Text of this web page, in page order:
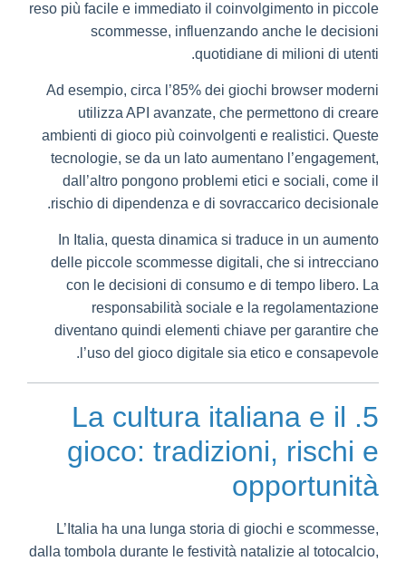
reso più facile e immediato il coinvolgimento in piccole
scommesse, influenzando anche le decisioni
quotidiane di milioni di utenti.
Ad esempio, circa l’85% dei giochi browser moderni
utilizza API avanzate, che permettono di creare
ambienti di gioco più coinvolgenti e realistici. Queste
tecnologie, se da un lato aumentano l’engagement,
dall’altro pongono problemi etici e sociali, come il
rischio di dipendenza e di sovraccarico decisionale.
In Italia, questa dinamica si traduce in un aumento
delle piccole scommesse digitali, che si intrecciano
con le decisioni di consumo e di tempo libero. La
responsabilità sociale e la regolamentazione
diventano quindi elementi chiave per garantire che
l’uso del gioco digitale sia etico e consapevole.
5. La cultura italiana e il
gioco: tradizioni, rischi e
opportunità
L’Italia ha una lunga storia di giochi e scommesse,
dalla tombola durante le festività natalizie al totocalcio,